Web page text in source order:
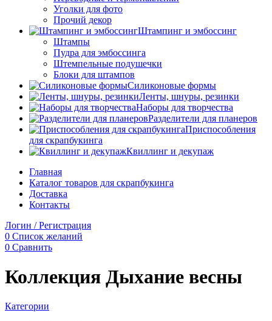
Уголки для фото
Прочий декор
Штампинг и эмбоссинг
Штампы
Пудра для эмбоссинга
Штемпельные подушечки
Блоки для штампов
Силиконовые формы
Ленты, шнуры, резинки
Наборы для творчества
Разделители для планеров
Приспособления
для скрапбукинга
Квиллинг и декупаж
Главная
Каталог товаров для скрапбукинга
Доставка
Контакты
Логин / Регистрация
0 Список желаний
0 Сравнить
Коллекция Дыхание весны
Категории